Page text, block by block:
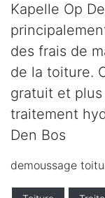
Kapelle Op
des frais de
de la toiture.
gratuit et
traitement
Den Bos
demoussage